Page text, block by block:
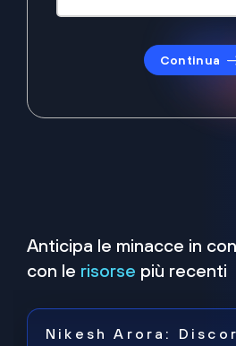
Continua
Anticipa le minacce in
con le risorse più recenti
Nikesh Arora: